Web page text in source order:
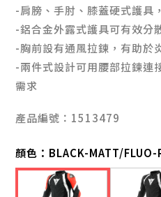
-肩膀、手肘、膝蓋硬式護具
-鋁合金外露式護具可有效分
-胸前設有通風拉鍊，有助於
-兩件式設計可用腰部拉鍊連
需求
產品編號：1513479
顏色： BLACK-MATT/FLUO-